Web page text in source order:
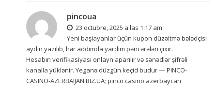
pincoua
23 octubre, 2025 a las 1:17 am
Yeni başlayanlar üçün kupon düzəltmə bələdçisi
aydın yazılıb, hər addımda yardım pəncərələri çıxır.
Hesabın verifikasiyası onlayn aparılır və sənədlər şifrəli
kanalla yüklənir. Yeganə düzgün keçid budur —PINCO-
CASINO-AZERBAIJAN.BIZ.UA; pinco casino azerbaycan